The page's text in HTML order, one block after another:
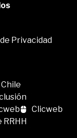
Privacidad
Clicweb